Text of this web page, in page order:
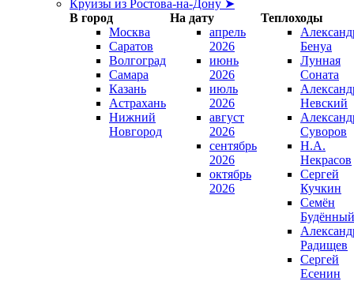
Круизы из Ростова-на-Дону ➤
В город
На дату
Теплоходы
Москва
Саратов
Волгоград
Самара
Казань
Астрахань
Нижний
Новгород
апрель
2026
июнь
2026
июль
2026
август
2026
сентябрь
2026
октябрь
2026
Бенуа
Лунная
Соната
Невский
Суворов
Н.А.
Некрасов
Сергей
Кучкин
Семён
Будённый
Радищев
Сергей
Есенин